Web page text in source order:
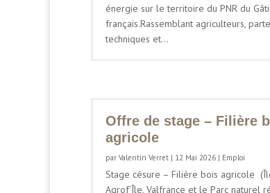
énergie sur le territoire du PNR du
français.Rassemblant agriculteurs,
techniques et...
Offre de stage – Filière
agricole
par Valentin Verret | 12 Mai 2026 | Emploi
Stage césure – Filière bois agricole
Agrof’Île, Valfrance et le Parc naturel